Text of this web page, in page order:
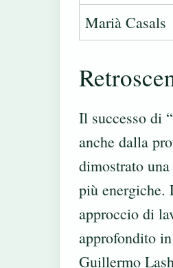
Marià Casals
Il successo di
anche dalla
dimostrato
più energiche.
approccio di
approfondito
Guillermo